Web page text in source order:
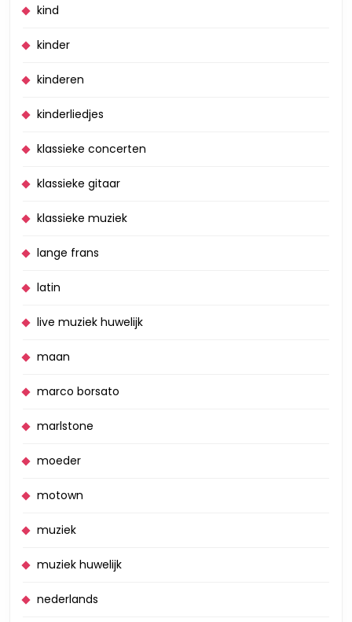
kind
kinder
kinderen
kinderliedjes
klassieke concerten
klassieke gitaar
klassieke muziek
lange frans
latin
live muziek huwelijk
maan
marco borsato
marlstone
moeder
motown
muziek
muziek huwelijk
nederlands